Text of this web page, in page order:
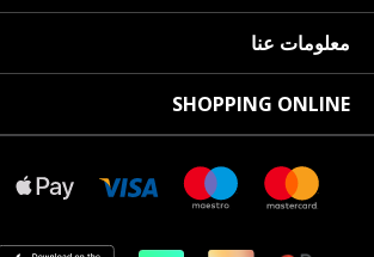
معلومات عنا
SHOPPING ONLINE